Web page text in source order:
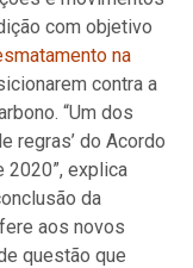
com objetivo
na
contra a
“Um dos
regras’ do Acordo
2020”, explica
da
aos novos
questão que